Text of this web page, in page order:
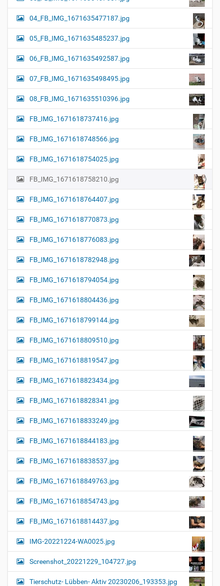
04_FB_IMG_1671635477187.jpg
05_FB_IMG_1671635485237.jpg
06_FB_IMG_1671635492587.jpg
07_FB_IMG_1671635498495.jpg
08_FB_IMG_1671635510396.jpg
FB_IMG_1671618737416.jpg
FB_IMG_1671618748566.jpg
FB_IMG_1671618754025.jpg
FB_IMG_1671618758210.jpg
FB_IMG_1671618764407.jpg
FB_IMG_1671618770873.jpg
FB_IMG_1671618776083.jpg
FB_IMG_1671618782948.jpg
FB_IMG_1671618794054.jpg
FB_IMG_1671618804436.jpg
FB_IMG_1671618799144.jpg
FB_IMG_1671618809510.jpg
FB_IMG_1671618819547.jpg
FB_IMG_1671618823434.jpg
FB_IMG_1671618828341.jpg
FB_IMG_1671618833249.jpg
FB_IMG_1671618844183.jpg
FB_IMG_1671618838537.jpg
FB_IMG_1671618849763.jpg
FB_IMG_1671618854743.jpg
FB_IMG_1671618814437.jpg
IMG-20221224-WA0025.jpg
Screenshot_20221229_104727.jpg
Tierschutz- Lübben- Aktiv 20230206_193353.jpg